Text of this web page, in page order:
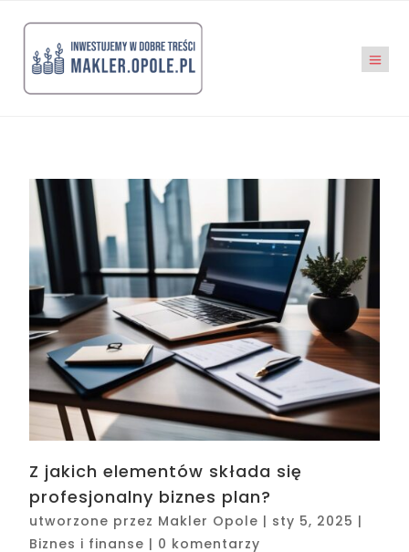
Z jakich elementów składa się
profesjonalny biznes plan?
utworzone przez Makler Opole | sty 5, 2025 |
Biznes i finanse | 0 komentarzy